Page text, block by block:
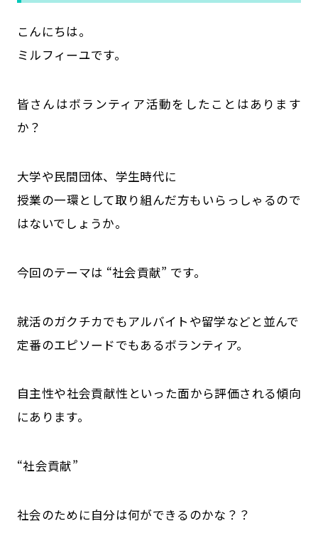
こんにちは。
ミルフィーユです。
皆さんはボランティア活動をしたことはあります
か？
大学や民間団体、学生時代に
授業の一環として取り組んだ方もいらっしゃるので
はないでしょうか。
今回のテーマは “社会貢献” です。
就活のガクチカでもアルバイトや留学などと並んで
定番のエピソードでもあるボランティア。
自主性や社会貢献性といった面から評価される傾向
にあります。
“社会貢献”
社会のために自分は何ができるのかな？？